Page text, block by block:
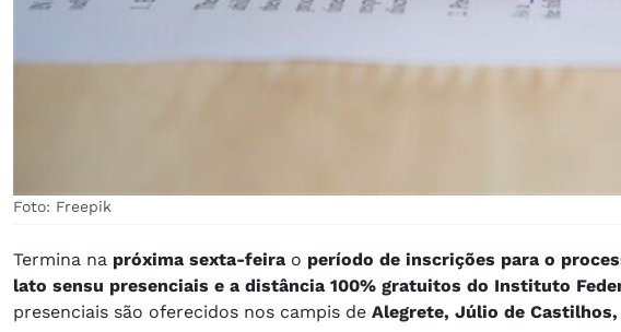
Foto: Freepik
Termina na próxima sexta-feira o período de inscrições para o
lato sensu presenciais e a distância 100% gratuitos do Instituto
presenciais são oferecidos nos campis de Alegrete, Júlio de Castilhos,